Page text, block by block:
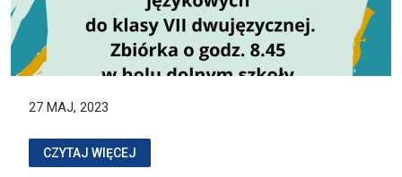
27 MAJ, 2023
CZYTAJ WIĘCEJ